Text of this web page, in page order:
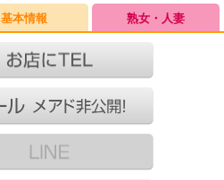
基本情報 熟女・人妻